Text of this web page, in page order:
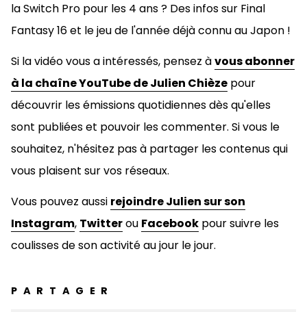
la Switch Pro pour les 4 ans ? Des infos sur Final
Fantasy 16 et le jeu de l'année déjà connu au Japon !
Si la vidéo vous a intéressés, pensez àvous abonner
à la chaîne YouTube de Julien Chièze pour
découvrir les émissions quotidiennes dès qu'elles
sont publiées et pouvoir les commenter. Si vous le
souhaitez, n'hésitez pas à partager les contenus qui
vous plaisent sur vos réseaux.
Vous pouvez aussi rejoindre Julien sur son
Instagram, Twitterou Facebook pour suivre les
coulisses de son activité au jour le jour.
PARTAGER